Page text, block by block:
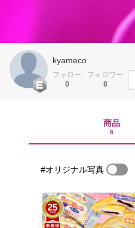
kyameco
フォロー
0
フォロワー
8
商品
8
#オリジナル写真